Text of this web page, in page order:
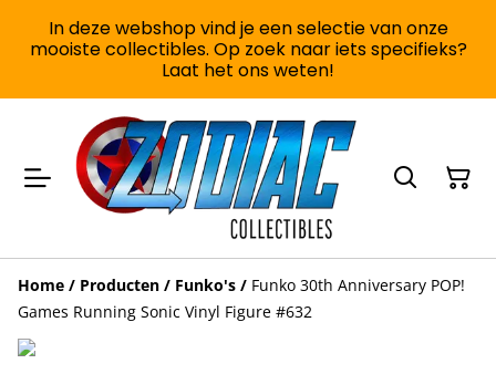
In deze webshop vind je een selectie van onze
mooiste collectibles. Op zoek naar iets specifieks?
Laat het ons weten!
Home / Producten / Funko's / Funko 30th Anniversary POP!
Games Running Sonic Vinyl Figure #632